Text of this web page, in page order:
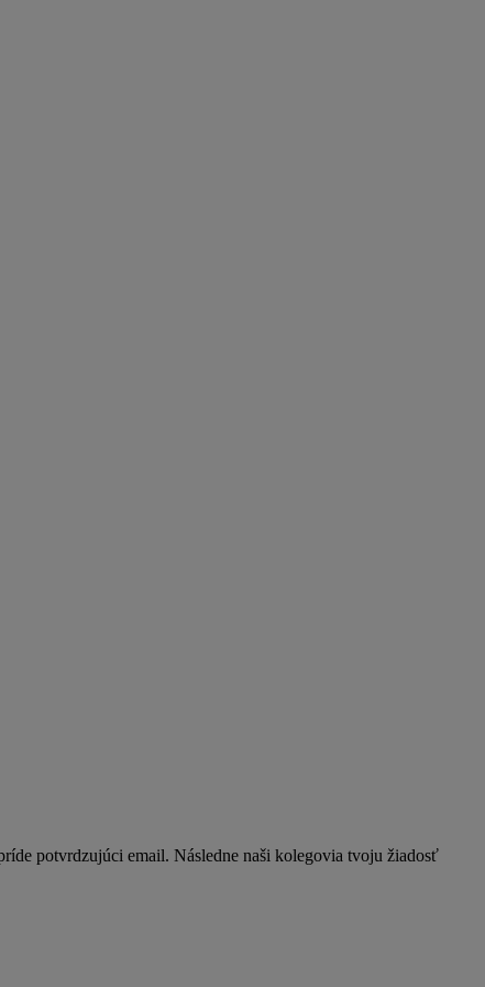
potvrdzujúci email. Následne naši kolegovia tvoju žiadosť